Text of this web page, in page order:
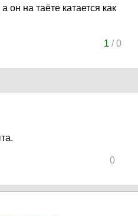
он на таёте катается как
1 /0
0